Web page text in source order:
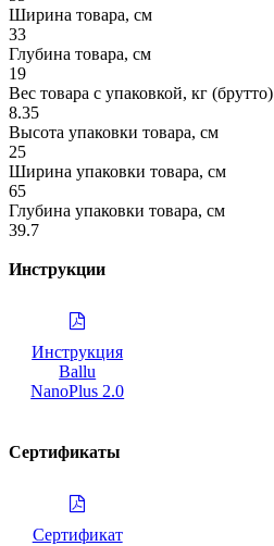
Ширина товара, см
33
Глубина товара, см
19
Вес товара с упаковкой, кг (брутто)
8.35
Высота упаковки товара, см
25
Ширина упаковки товара, см
65
Глубина упаковки товара, см
39.7
Инструкции
Инструкция
Ballu
NanoPlus 2.0
Сертификаты
Сертификат